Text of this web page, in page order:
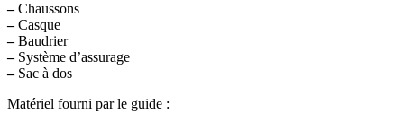
–Chaussons
–Casque
–Baudrier
–Système d’assurage
–Sac à dos
Matériel fourni par le guide :